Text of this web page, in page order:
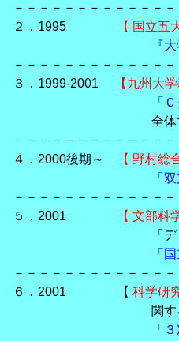
－－－－－－－－－－－－
２．1995
【 国立
『
－－－－－－－－－－－－
３．1999-2001
【九州大
「
全体で
－－－－－－－－－－－－
４．2000後期～
【 野村総
「
－－－－－－－－－－－－
５．2001
【 文部
「デジタル情報テ
「
－－－－－－－－－－－－
６．2001 【 科学研
関する研究」領域
「